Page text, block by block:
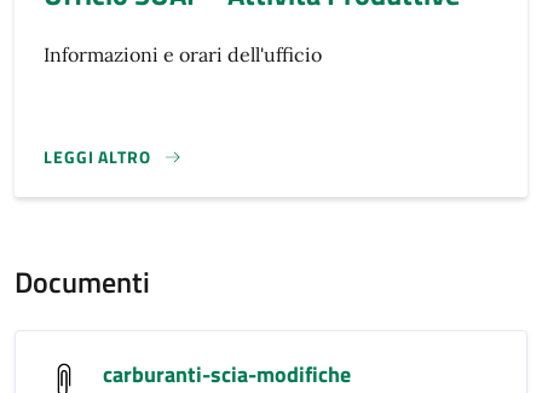
Informazioni e orari dell'ufficio
LEGGI ALTRO
}
Documenti
carburanti-scia-modifiche